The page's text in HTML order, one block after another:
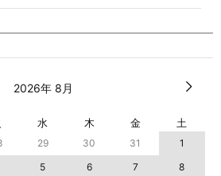
2026年 8月
水 木 金 土
29 30 31
1
5 6 7
8